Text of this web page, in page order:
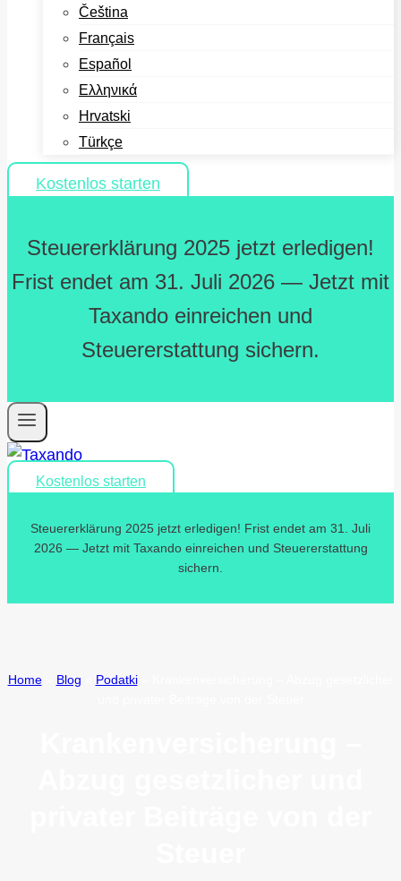
Čeština
Français
Español
Ελληνικά
Hrvatski
Türkçe
Kostenlos starten
Steuererklärung 2025 jetzt erledigen!
Frist endet am 31. Juli 2026 — Jetzt mit
Taxando einreichen und
Steuererstattung sichern.
Kostenlos starten
Steuererklärung 2025 jetzt erledigen! Frist endet am 31. Juli
2026 — Jetzt mit Taxando einreichen und Steuererstattung
sichern.
Home» Blog Podatki»